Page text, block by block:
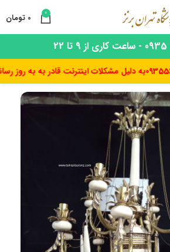
0
0 تومان
به دلیل مشکلات اینترنت قادر به به روز رسانی